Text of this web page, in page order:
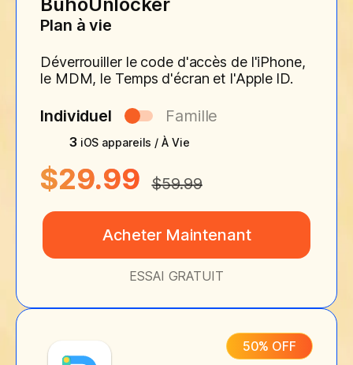
Plan à vie
Déverrouiller le code d'accès de l'iPhone,
le MDM, le Temps d'écran et l'Apple ID.
Individuel Famille
3iOS appareils / À Vie
$29.99 $59.99
Acheter Maintenant
ESSAI GRATUIT
50% OFF